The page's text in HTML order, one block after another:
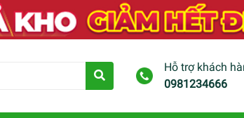
Hỗ trợ khách
0981234666